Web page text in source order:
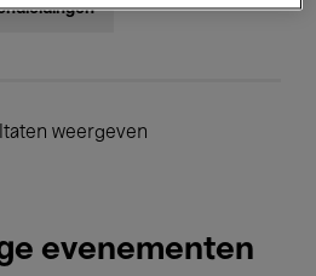
weergeven
evenementen